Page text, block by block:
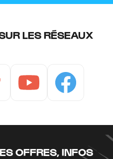
LES RÉSEAUX
OFFRES, INFOS